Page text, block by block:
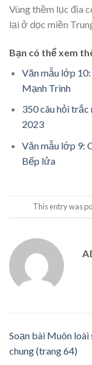
Vùng thềm lục địa
lại ở dọc miền
Bạn có thể xem
Văn mẫu lớp
Mạnh Trinh
350 câu hỏi
2023
Văn mẫu lớp 9:
Bếp lửa
This entry was
Soạn bài Muôn loài
chung (trang 64)